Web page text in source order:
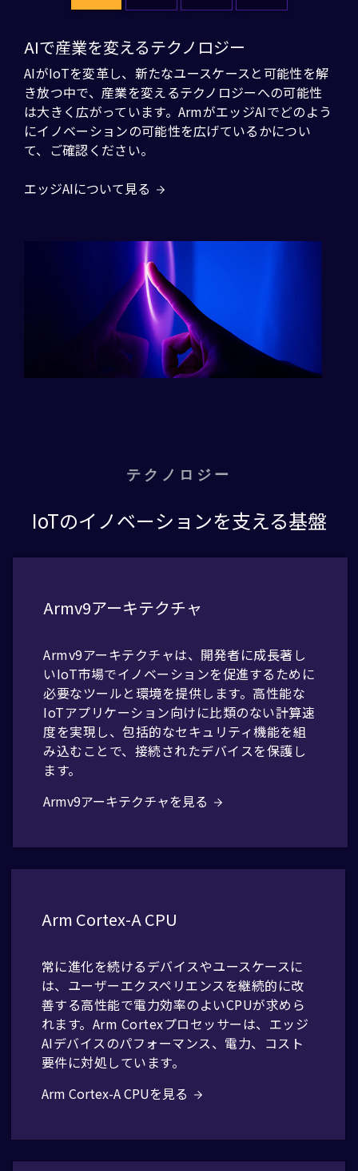
AIで産業を変えるテクノロジー
AIがIoTを変革し、新たなユースケースと可能性を解
き放つ中で、産業を変えるテクノロジーへの可能性
は大きく広がっています。ArmがエッジAIでどのよう
にイノベーションの可能性を広げているかについ
て、ご確認ください。
エッジAIについて見る
テクノロジー
IoTのイノベーションを支える基盤
Armv9アーキテクチャ
Armv9アーキテクチャは、開発者に成長著し
いIoT市場でイノベーションを促進するために
必要なツールと環境を提供します。高性能な
IoTアプリケーション向けに比類のない計算速
度を実現し、包括的なセキュリティ機能を組
み込むことで、接続されたデバイスを保護し
ます。
Armv9アーキテクチャを見る
Arm Cortex-A CPU
常に進化を続けるデバイスやユースケースに
は、ユーザーエクスペリエンスを継続的に改
善する高性能で電力効率のよいCPUが求めら
れます。Arm Cortexプロセッサーは、エッジ
AIデバイスのパフォーマンス、電力、コスト
要件に対処しています。
Arm Cortex-A CPUを見る